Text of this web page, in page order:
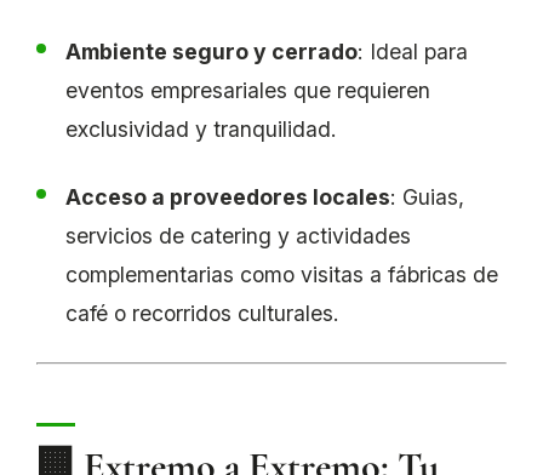
Ambiente seguro y cerrado: Ideal para
eventos empresariales que requieren
exclusividad y tranquilidad.
Acceso a proveedores locales: Guias,
servicios de catering y actividades
complementarias como visitas a fábricas de
café o recorridos culturales.